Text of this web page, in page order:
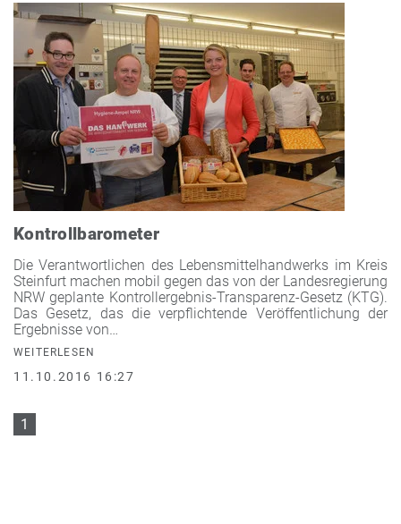
Kontrollbarometer
Die Verantwortlichen des Lebensmittelhandwerks im Kreis
Steinfurt machen mobil gegen das von der Landesregierung
NRW geplante Kontrollergebnis-Transparenz-Gesetz (KTG).
Das Gesetz, das die verpflichtende Veröffentlichung der
Ergebnisse von…
WEITERLESEN
11.10.2016 16:27
1